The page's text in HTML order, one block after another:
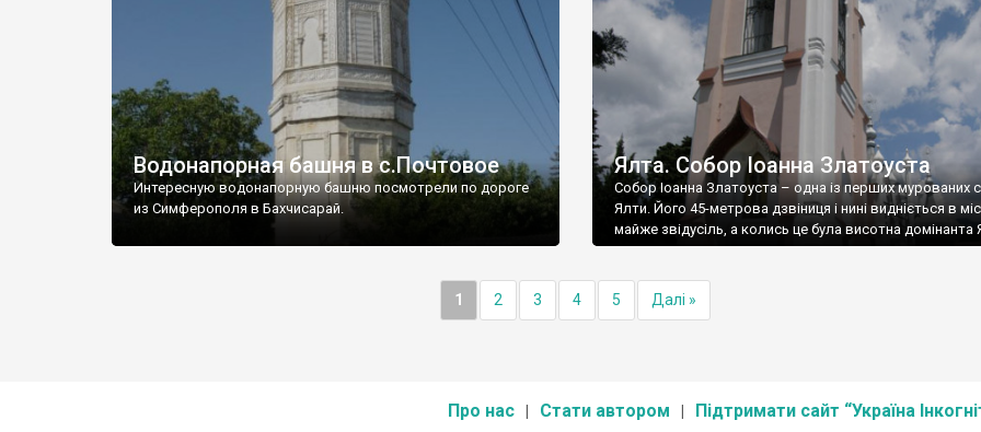
Водонапорная башня в с.Почтовое
Интересную водонапорную башню посмотрели по дороге
из Симферополя в Бахчисарай.
Ялта. Собор Іоанна Златоуста
Собор Іоанна Златоуста – одна із перших мурованих
Ялти. Його 45-метрова дзвіниця і нині видніється в
майже звідусіль, а колись це була висотна домінанта
1 2 3 4 5 Далі »
Про нас Стати автором Підтримати сайт “Україна